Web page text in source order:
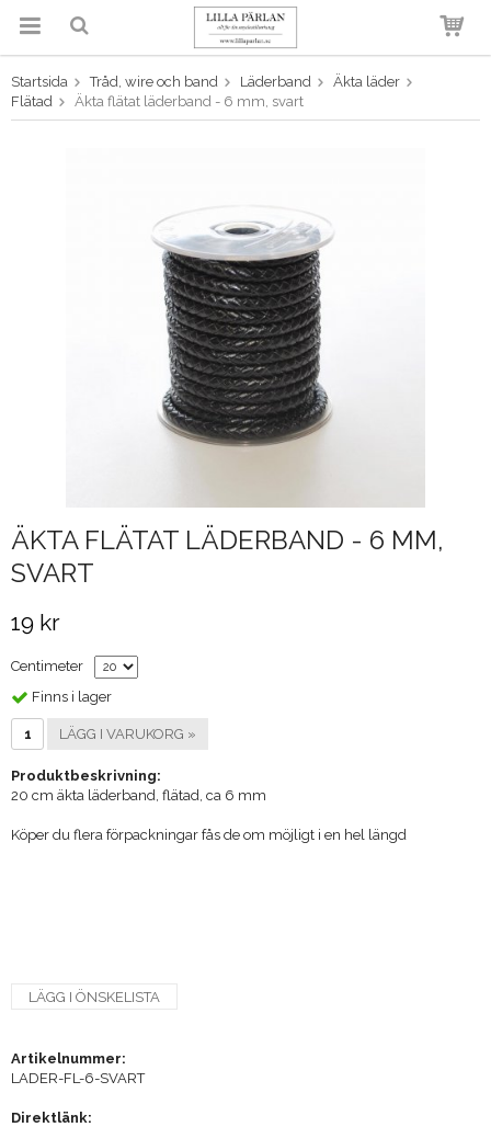
Produkten har blivit tillagd i
varukorgen
Startsida Tråd, wire och band Läderband
Äkta läder
Flätad
Äkta flätat läderband - 6 mm, svart
ÄKTA FLÄTAT LÄDERBAND - 6 MM,
SVART
19 kr
Centimeter
Finns i lager
LÄGG I VARUKORG »
Produktbeskrivning:
20 cm äkta läderband, flätad, ca 6 mm
Köper du flera förpackningar fås de om möjligt i en hel längd
LÄGG I ÖNSKELISTA
Artikelnummer:
LADER-FL-6-SVART
Direktlänk: